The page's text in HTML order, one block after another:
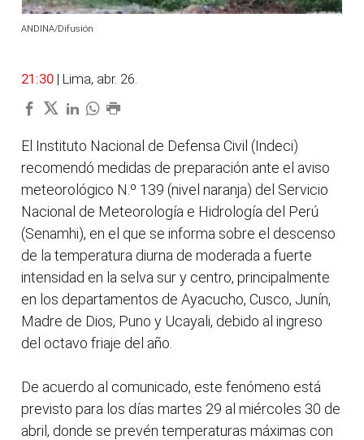
ANDINA/Difusión
21:30 | Lima, abr. 26.
El Instituto Nacional de Defensa Civil (Indeci)
recomendó medidas de preparación ante el aviso
meteorológico N.º 139 (nivel naranja) del Servicio
Nacional de Meteorología e Hidrología del Perú
(Senamhi), en el que se informa sobre el descenso
de la temperatura diurna de moderada a fuerte
intensidad en la selva sur y centro, principalmente
en los departamentos de Ayacucho, Cusco, Junín,
Madre de Dios, Puno y Ucayali, debido al ingreso
del octavo friaje del año.
De acuerdo al comunicado, este fenómeno está
previsto para los días martes 29 al miércoles 30 de
abril, donde se prevén temperaturas máximas con